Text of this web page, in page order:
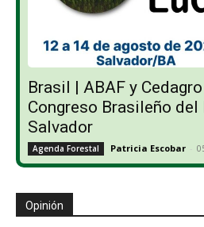
Brasil | ABAF y
Congreso Brasileño del
Salvador
Agenda Forestal Patricia Escobar -
Opinión